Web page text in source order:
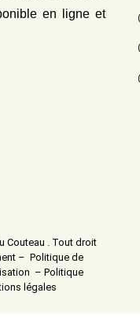
en ligne et
Couteau . Tout droit
– Politique de
– Politique
légales